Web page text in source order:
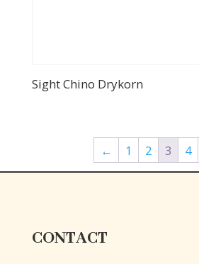
Sight Chino Drykorn
← 1 2 3 4
CONTACT